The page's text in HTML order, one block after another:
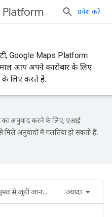
Platform प्रवेश करें
Google Maps Platform
आप अपने कारोबार के लिए
के लिए करते हैं.
का अनुवाद करने के लिए, एआई
अनुवादों में गलतियां हो सकती हैं.
ड्राइवर के अनुभव से जुड़ी जानकारी ज़्यादा